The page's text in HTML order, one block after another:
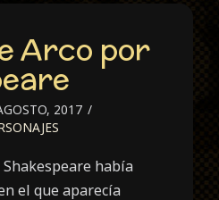
Arco por
2017
había
el que aparecía